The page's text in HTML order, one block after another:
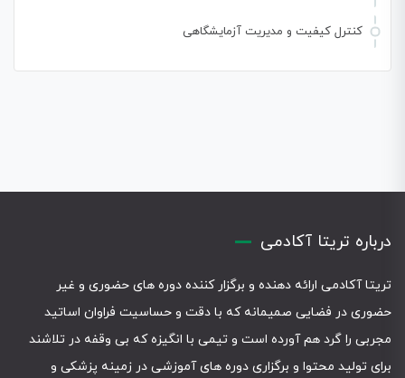
کنترل کیفیت و مدیریت آزمایشگاهی
درباره تریتا آکادمی
تریتا آکادمی ارائه دهنده و برگزار کننده دوره های حضوری و غیر
حضوری در فضایی صمیمانه که با دقت و حساسیت فراوان اساتید
مجربی را گرد هم آورده است و تیمی با انگیزه که بی وقفه در تلاشند
برای تولید محتوا و برگزاری دوره های آموزشی در زمینه پزشکی و